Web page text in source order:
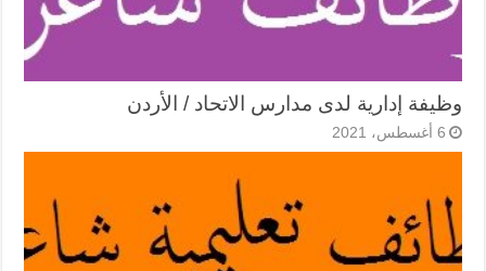
وظيفة إدارية لدى مدارس الاتحاد / الأردن
6 أغسطس، 2021